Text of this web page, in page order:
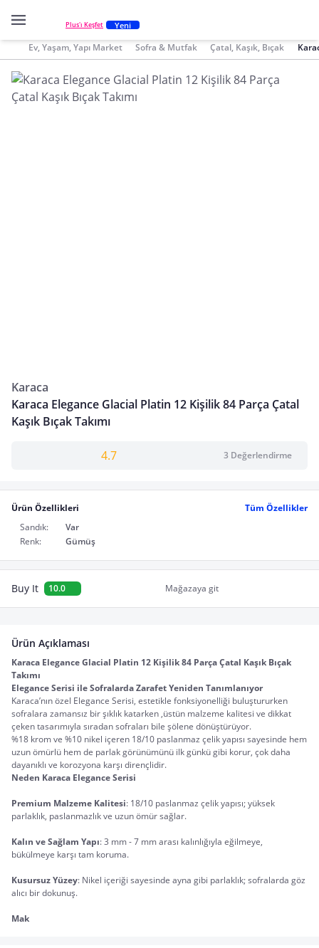
Plus'ı Keşfet Yeni
Ev, Yaşam, Yapı Market Sofra & Mutfak Çatal, Kaşık, Bıçak
Karaca
Karaca Elegance Glacial Platin 12 Kişilik 84 Parça Çatal
Kaşık Bıçak Takımı
4.7 3 Değerlendirme
Ürün Özellikleri
Tüm Özellikler
Sandık:
Var
Renk:
Gümüş
Buy It 10.0 Mağazaya git
Ürün Açıklaması
Karaca Elegance Glacial Platin 12 Kişilik 84 Parça Çatal Kaşık Bıçak
Takımı
Elegance Serisi ile Sofralarda Zarafet Yeniden Tanımlanıyor
Karaca’nın özel Elegance Serisi, estetikle fonksiyonelliği buluştururken
sofralara zamansız bir şıklık katarken ,üstün malzeme kalitesi ve dikkat
çeken tasarımıyla sıradan sofraları bile şölene dönüştürüyor.
%18 krom ve %10 nikel içeren 18/10 paslanmaz çelik yapısı sayesinde hem
uzun ömürlü hem de parlak görünümünü ilk günkü gibi korur, çok daha
dayanıklı ve korozyona karşı dirençlidir.
Neden Karaca Elegance Serisi
Premium Malzeme Kalitesi: 18/10 paslanmaz çelik yapısı; yüksek
parlaklık, paslanmazlık ve uzun ömür sağlar.
Kalın ve Sağlam Yapı: 3 mm - 7 mm arası kalınlığıyla eğilmeye,
bükülmeye karşı tam koruma.
Kusursuz Yüzey: Nikel içeriği sayesinde ayna gibi parlaklık; sofralarda göz
alıcı bir dokunuş.
Mak